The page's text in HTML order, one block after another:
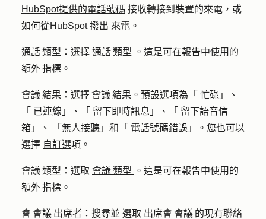
HubSpot提供的電話號碼 接收轉接到裝置的來電，或
如何從HubSpot撥出 來電。
通話 類型：選擇 通話 類型 。這是可在報告中使用的
額外 指標。
會議 結果：選擇 會議 結果。預設選項為「 忙碌」、
「 已連線」、「 留下即時訊息」、「 留下語音信
箱」、 「無人接聽」和「 電話號碼錯誤」。您也可以
選擇 自訂選項。
會議 類型：選取 會議 類型 。這是可在報告中使用的
額外 指標。
會 會議 出席者：搜尋並 選取 出席會 會議 的現有聯絡